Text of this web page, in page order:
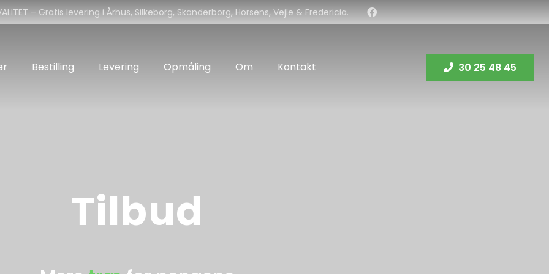
– Gratis levering i Århus, Silkeborg, Skanderborg, Horsens, Vejle & Fredericia.
Bestilling Levering Opmåling Om Kontakt 30 25 48 45
Tilbud